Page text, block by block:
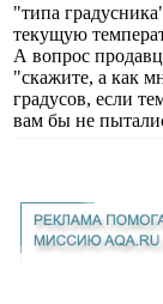
"типа
текущую
А вопрос
"скажите, а как
градусов, если
вам бы не